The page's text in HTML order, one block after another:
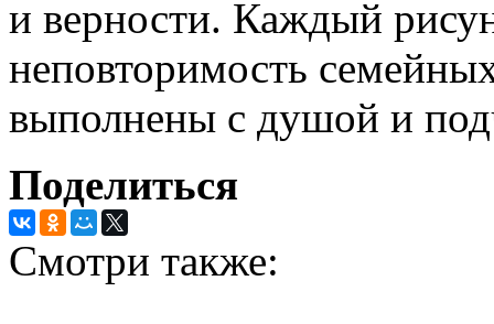
и верности. Каждый
неповторимость
выполнены с душой и
Поделиться
Смотри также: